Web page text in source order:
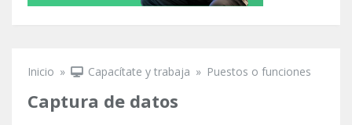
Inicio » Capacítate y trabaja » Puestos o funciones
Captura de datos